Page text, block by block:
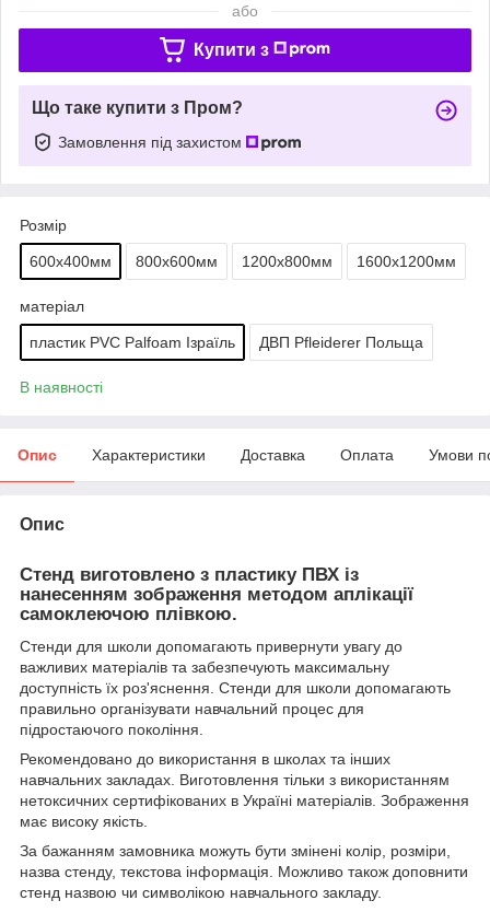
або
Купити з
Що таке купити з Пром?
Замовлення під захистом
Розмір
600х400мм 800х600мм 1200х800мм 1600х1200мм
матеріал
пластик PVC Palfoam Ізраїль ДВП Pfleiderer Польща
В наявності
Опис Характеристики Доставка Оплата Умови
Опис
Стенд виготовлено з пластику ПВХ із
нанесенням зображення методом аплікації
самоклеючою плівкою.
Стенди для школи допомагають привернути увагу до
важливих матеріалів та забезпечують максимальну
доступність їх роз'яснення. Стенди для школи допомагають
правильно організувати навчальний процес для
підростаючого покоління.
Рекомендовано до використання в школах та інших
навчальних закладах. Виготовлення тільки з використанням
нетоксичних сертифікованих в Україні матеріалів. Зображення
має високу якість.
За бажанням замовника можуть бути змінені колір, розміри,
назва стенду, текстова інформація. Можливо також доповнити
стенд назвою чи символікою навчального закладу.